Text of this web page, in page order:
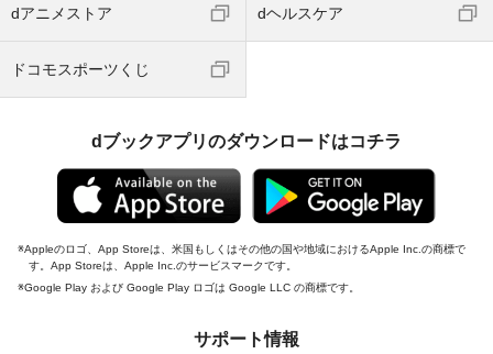
dアニメストア dヘルスケア
ドコモスポーツくじ
dブックアプリのダウンロードはコチラ
Appleのロゴ、App Storeは、米国もしくはその他の国や地域におけるApple Inc.の商標で
す。App Storeは、Apple Inc.のサービスマークです。
Google Play および Google Play ロゴは Google LLC の商標です。
サポート情報